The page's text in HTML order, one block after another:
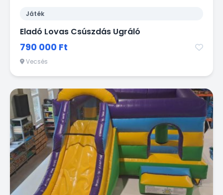
Játék
Eladó Lovas Csúszdás Ugráló
790 000 Ft
Vecsés